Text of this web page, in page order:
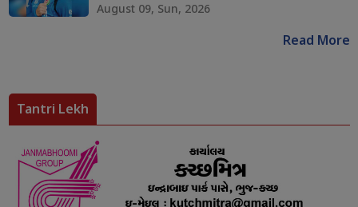
August 09, Sun, 2026
Read More
Tantri Lekh